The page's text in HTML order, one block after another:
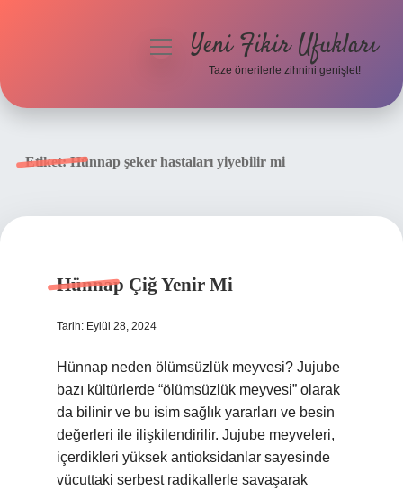
menüyüYeni Fikir Ufukları
Taze önerilerle zihnini genişlet!
Etiket:Hünnap şeker hastaları yiyebilir mi
Hünnap Çiğ Yenir Mi
Tarih: Eylül 28, 2024
Hünnap neden ölümsüzlük meyvesi? Jujube
bazı kültürlerde “ölümsüzlük meyvesi” olarak
da bilinir ve bu isim sağlık yararları ve besin
değerleri ile ilişkilendirilir. Jujube meyveleri,
içerdikleri yüksek antioksidanlar sayesinde
vücuttaki serbest radikallerle savaşarak